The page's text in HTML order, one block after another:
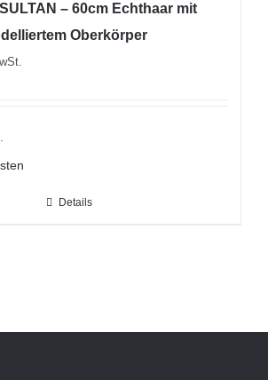
– 60cm Echthaar mit
Oberkörper
Details